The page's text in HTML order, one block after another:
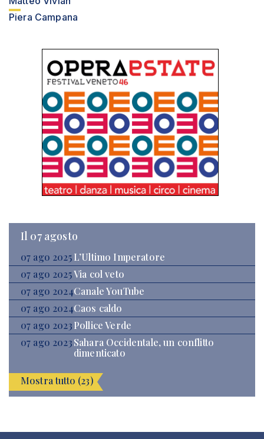
Piera Campana
Il 07 agosto
07 ago 2025 L’Ultimo Imperatore
07 ago 2025Via col veto
07 ago 2024Canale YouTube
07 ago 2024Caos caldo
07 ago 2023Pollice Verde
07 ago 2023Sahara Occidentale, un conflitto
dimenticato
Mostra tutto (23)